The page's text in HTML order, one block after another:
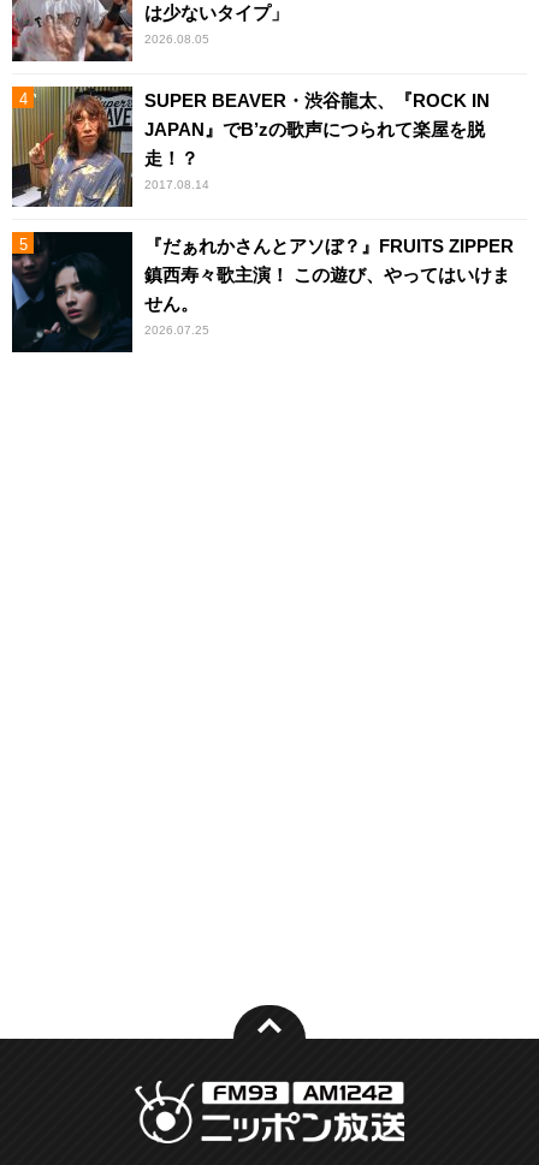
は少ないタイプ」
2026.08.05
SUPER BEAVER・渋谷龍太、『ROCK IN
JAPAN』でB’zの歌声につられて楽屋を脱
走！？
2017.08.14
『だぁれかさんとアソぼ？』FRUITS ZIPPER
鎮西寿々歌主演！ この遊び、やってはいけま
せん。
2026.07.25